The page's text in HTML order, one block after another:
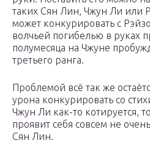
таких Сян Лин, Чжун Ли или
может конкурировать с
волчьей погибелью в руках
полумесяца на Чжуне
третьего ранга.
Проблемой всё так же
урона конкурировать со
Чжун Ли как-то котируется,
проявит себя совсем не
Сян Лин.